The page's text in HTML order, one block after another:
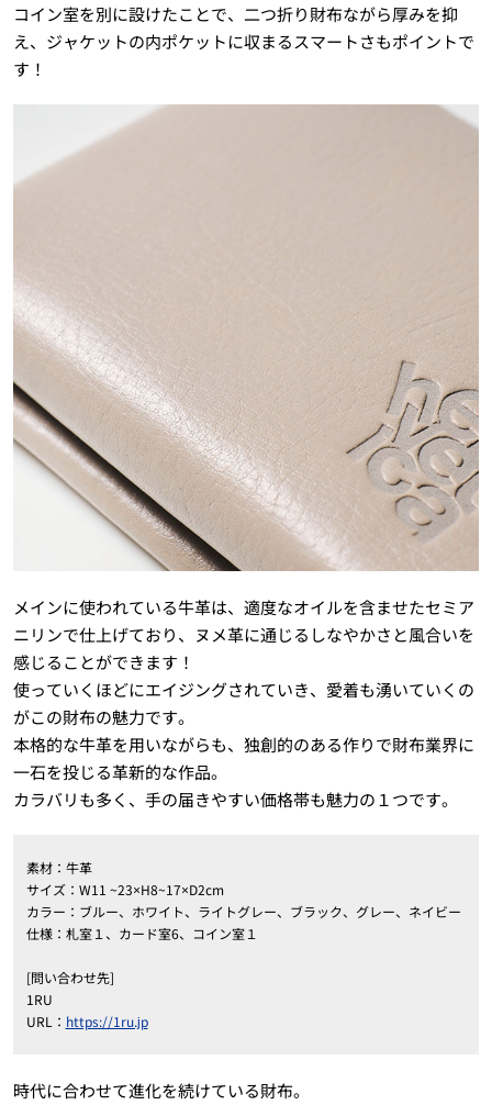
コイン室を別に設けたことで、二つ折り財布ながら厚みを抑
え、ジャケットの内ポケットに収まるスマートさもポイントで
す！
メインに使われている牛革は、適度なオイルを含ませたセミア
ニリンで仕上げており、ヌメ革に通じるしなやかさと風合いを
感じることができます！
使っていくほどにエイジングされていき、愛着も湧いていくの
がこの財布の魅力です。
本格的な牛革を用いながらも、独創的のある作りで財布業界に
一石を投じる革新的な作品。
カラバリも多く、手の届きやすい価格帯も魅力の１つです。
素材：牛革
サイズ：W11 ~23×H8~17×D2cm
カラー：ブルー、ホワイト、ライトグレー、ブラック、グレー、ネイビー
仕様：札室１、カード室6、コイン室１
[問い合わせ先]
1RU
URL： https://1ru.jp
時代に合わせて進化を続けている財布。